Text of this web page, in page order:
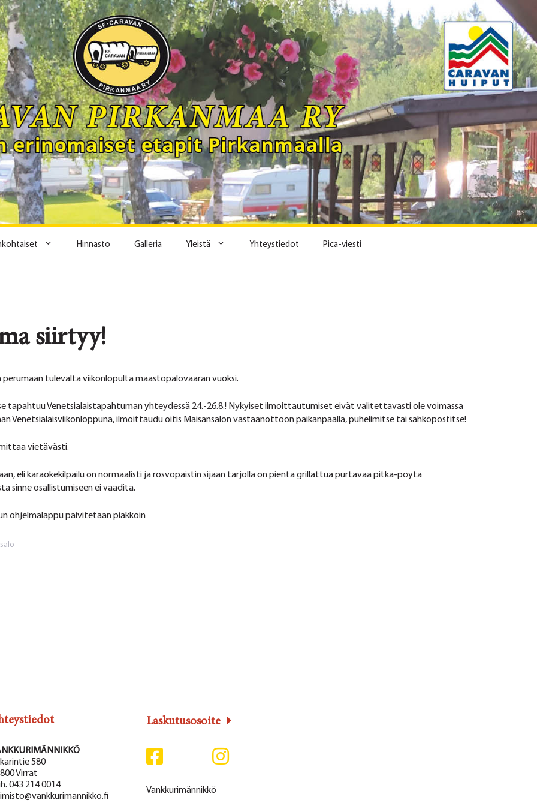
Hinnasto Galleria Yleistä Yhteystiedot Pica-viesti
siirtyy!
tulevalta viikonlopulta maastopalovaaran vuoksi.
tapahtuu Venetsialaistapahtuman yhteydessä 24.-26.8.! Nykyiset ilmoittautumiset eivät valitettavasti ole voimassa
Venetsialaisviikonloppuna, ilmoittaudu oitis Maisansalon vastaanottoon paikanpäällä, puhelimitse tai sähköpostitse!
vietävästi.
eli karaokekilpailu on normaalisti ja rosvopaistin sijaan tarjolla on pientä grillattua purtavaa pitkä-pöytä
sinne osallistumiseen ei vaadita.
ohjelmalappu päivitetään piakkoin
580
Virrat
043 214 0014
Laskutusosoite
Vankkurimännikkö